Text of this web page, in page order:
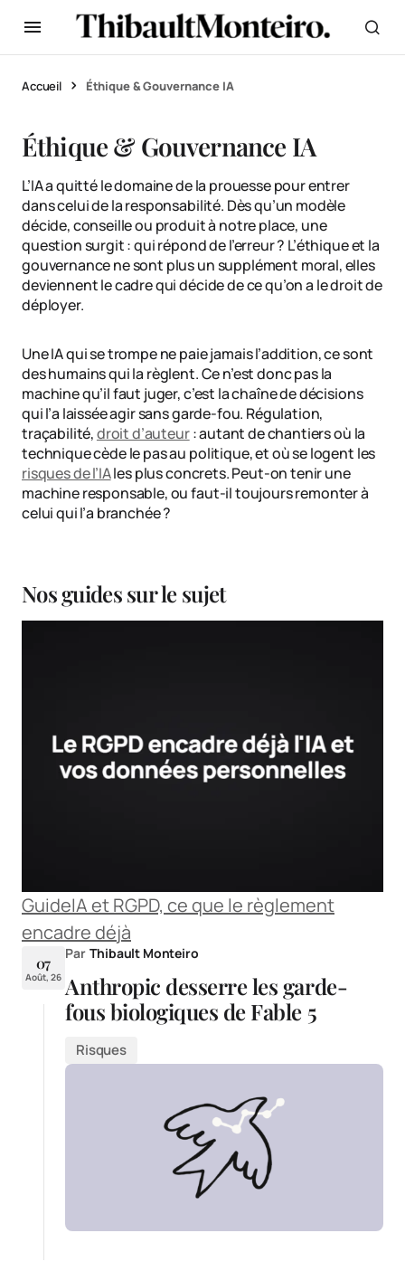
Accueil Éthique & Gouvernance IA
Éthique & Gouvernance IA
L’IA a quitté le domaine de la prouesse pour entrer
dans celui de la responsabilité. Dès qu’un modèle
décide, conseille ou produit à notre place, une
question surgit : qui répond de l’erreur ? L’éthique et la
gouvernance ne sont plus un supplément moral, elles
deviennent le cadre qui décide de ce qu’on a le droit de
déployer.
Une IA qui se trompe ne paie jamais l’addition, ce sont
des humains qui la règlent. Ce n’est donc pas la
machine qu’il faut juger, c’est la chaîne de décisions
qui l’a laissée agir sans garde-fou. Régulation,
traçabilité,droit d’auteur: autant de chantiers où la
technique cède le pas au politique, et où se logent les
risques de l’IAles plus concrets. Peut-on tenir une
machine responsable, ou faut-il toujours remonter à
celui qui l’a branchée ?
Nos guides sur le sujet
GuideIA et RGPD, ce que le règlement
encadre déjà
07
Août, 26
Par Thibault Monteiro
Anthropic desserre les garde-
fous biologiques de Fable 5
Risques